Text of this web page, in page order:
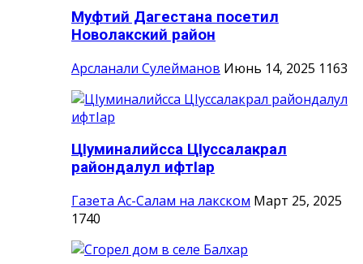
Муфтий Дагестана посетил
Новолакский район
Арсланали Сулейманов Июнь 14, 2025 1163
ЦIуминалийсса ЦIуссалакрал
райондалул ифтIар
Газета Ас-Салам на лакском Март 25, 2025
1740